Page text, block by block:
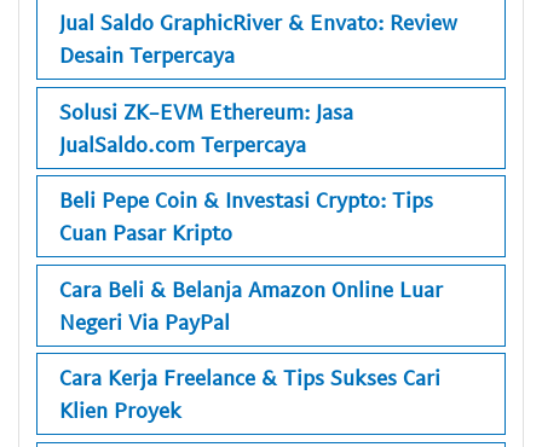
Jual Saldo GraphicRiver & Envato: Review
Desain Terpercaya
Solusi ZK-EVM Ethereum: Jasa
JualSaldo.com Terpercaya
Beli Pepe Coin & Investasi Crypto: Tips
Cuan Pasar Kripto
Cara Beli & Belanja Amazon Online Luar
Negeri Via PayPal
Cara Kerja Freelance & Tips Sukses Cari
Klien Proyek